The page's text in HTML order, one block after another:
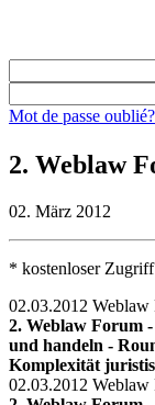
Mot de passe oublié?
2. Weblaw
02. März 2012
* kostenloser
02.03.2012 Weblaw
2. Weblaw Forum
und handeln -
Komplexität
02.03.2012 Weblaw